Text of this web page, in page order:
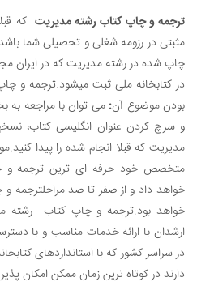
ترجمه و چاپ کتاب رشته مدیریت که
مثبتی در رزومه شغلی و تحصیلی شما
چاپ شده در رشته مدیریت که در ایران
در کتابخانه ملی ثبت می­شود.ترجمه و
بودن موضوع آن: می توان با مراجعه
و سرچ کردن عنوان انگلیسی کتاب،
مدیریت که قبلا انجام شده را پیدا کنید.
متخصص خود حرفه ای ترین ترجمه و
خواهد داد و از صفر تا صد مراحلترجمه و
خواهد بود.ترجمه و چاپ کتاب رشته
ارشدان با ارائه خدمات مناسب و با
در سراسر کشور که با استانداردهای
دارند در کوتاه ترین زمان ممکن امکان